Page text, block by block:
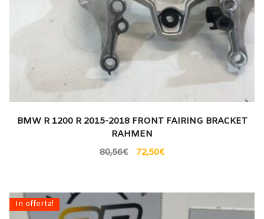
BMW R 1200 R 2015-2018 FRONT FAIRING BRACKET
RAHMEN
80,56€ 72,50€
In offerta!